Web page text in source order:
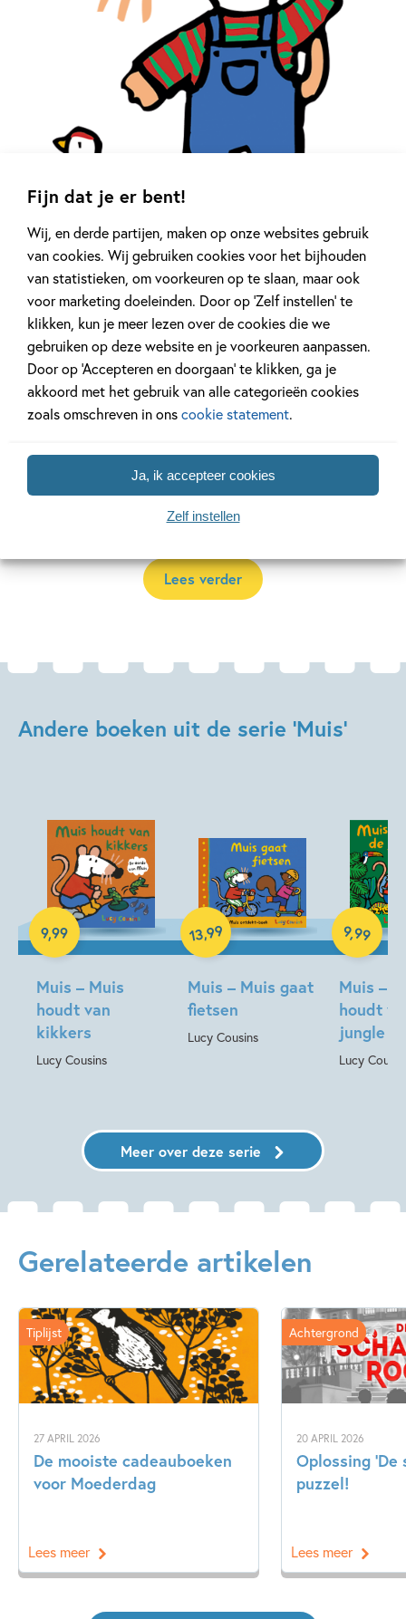
Fijn dat je er bent!
Wij, en derde partijen, maken op onze websites gebruik
van cookies. Wij gebruiken cookies voor het bijhouden
van statistieken, om voorkeuren op te slaan, maar ook
voor marketing doeleinden. Door op ‘Zelf instellen’ te
klikken, kun je meer lezen over de cookies die we
gebruiken op deze website en je voorkeuren aanpassen.
Door op ‘Accepteren en doorgaan’ te klikken, ga je
akkoord met het gebruik van alle categorieën cookies
zoals omschreven in onscookie statement.
Ja, ik accepteer cookies
Zelf instellen
Muis
Muis
Muis woont op de boerderij. Ze rijdt op haar tractor, voert
de dieren, en telt haar kuikentjes. Met haar vriendjes Kora
Kip, Eddie Eekhoorn en Kees Krokodil gaat ze naar de
30 jaar herkenbaar voor kinderen over de hele wereld. Stoer
voor jongens en voor meisjes. De Muis-boeken zijn speciaal
allerkleinstenenpeuters
Lees verder
Andere boeken uit de serie 'Muis'
Muis – Muis
houdt van
kikkers
Lucy Cousins
9,99
Hardcover
Muis – Muis gaat
fietsen
Lucy Cousins
13,99
Hardcover
Muis –
houdt
jungle
Lucy
9,99
Hardcover
Meer over deze serie
Gerelateerde artikelen
27 APRIL 2026
De mooiste cadeauboeken
voor Moederdag
Tiplijst
Lees meer
20 APRIL 2026
Oplossing ‘De
puzzel!
Achtergrond
Lees meer